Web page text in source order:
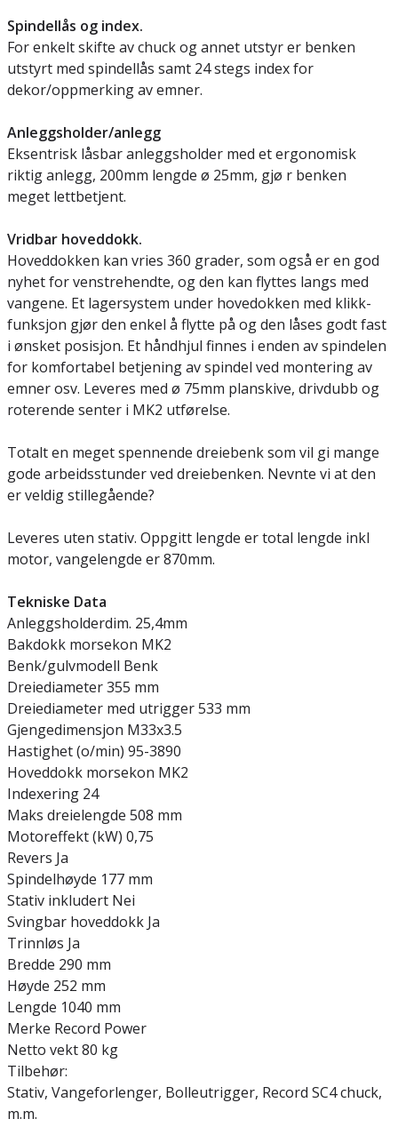
Spindellås og index.
For enkelt skifte av chuck og annet utstyr er benken
utstyrt med spindellås samt 24 stegs index for
dekor/oppmerking av emner.
Anleggsholder/anlegg
Eksentrisk låsbar anleggsholder med et ergonomisk
riktig anlegg, 200mm lengde ø 25mm, gjø r benken
meget lettbetjent.
Vridbar hoveddokk.
Hoveddokken kan vries 360 grader, som også er en god
nyhet for venstrehendte, og den kan flyttes langs med
vangene. Et lagersystem under hovedokken med klikk-
funksjon gjør den enkel å flytte på og den låses godt fast
i ønsket posisjon. Et håndhjul finnes i enden av spindelen
for komfortabel betjening av spindel ved montering av
emner osv. Leveres med ø 75mm planskive, drivdubb og
roterende senter i MK2 utførelse.
Totalt en meget spennende dreiebenk som vil gi mange
gode arbeidsstunder ved dreiebenken. Nevnte vi at den
er veldig stillegående?
Leveres uten stativ. Oppgitt lengde er total lengde inkl
motor, vangelengde er 870mm.
Tekniske Data
Anleggsholderdim. 25,4mm
Bakdokk morsekon MK2
Benk/gulvmodell Benk
Dreiediameter 355 mm
Dreiediameter med utrigger 533 mm
Gjengedimensjon M33x3.5
Hastighet (o/min) 95-3890
Hoveddokk morsekon MK2
Indexering 24
Maks dreielengde 508 mm
Motoreffekt (kW) 0,75
Revers Ja
Spindelhøyde 177 mm
Stativ inkludert Nei
Svingbar hoveddokk Ja
Trinnløs Ja
Bredde 290 mm
Høyde 252 mm
Lengde 1040 mm
Merke Record Power
Netto vekt 80 kg
Tilbehør:
Stativ, Vangeforlenger, Bolleutrigger, Record SC4 chuck,
m.m.